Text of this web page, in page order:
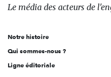
des
l'engagement
Le média des acteurs de
Notre histoire
Qui sommes-nous ?
Ligne éditoriale